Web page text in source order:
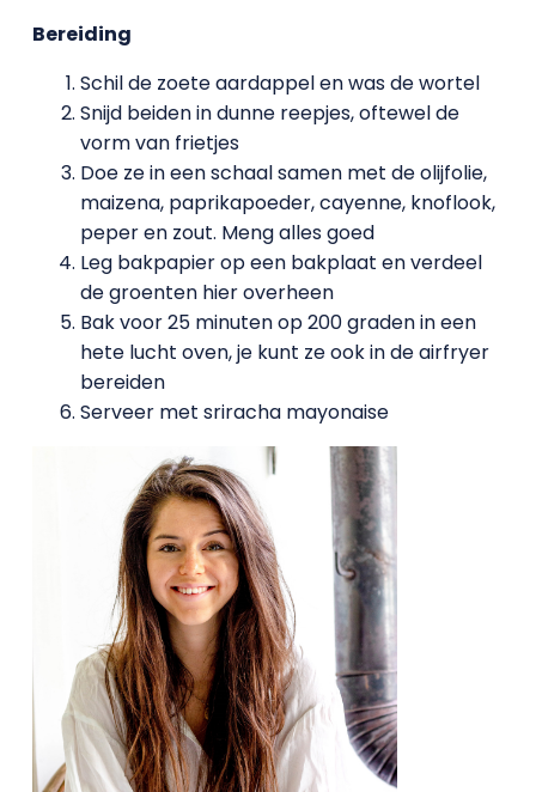
Bereiding
Schil de zoete aardappel en was de wortel
Snijd beiden in dunne reepjes, oftewel de
vorm van frietjes
Doe ze in een schaal samen met de olijfolie,
maizena, paprikapoeder, cayenne, knoflook,
peper en zout. Meng alles goed
Leg bakpapier op een bakplaat en verdeel
de groenten hier overheen
Bak voor 25 minuten op 200 graden in een
hete lucht oven, je kunt ze ook in de airfryer
bereiden
Serveer met sriracha mayonaise